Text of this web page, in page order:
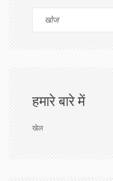
हमारे बारे में
खेल